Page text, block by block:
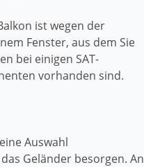
ist wegen der
Fenster, aus dem Sie
bei einigen SAT-
vorhanden sind.
Auswahl
Geländer besorgen. An